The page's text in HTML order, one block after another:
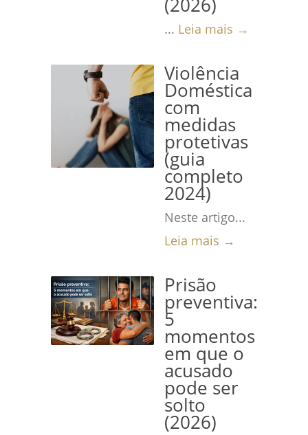
(2026)
... Leia mais →
Violência
Doméstica
com
medidas
protetivas
(guia
completo
2024)
Neste artigo...
Leia mais →
Prisão
preventiva:
5
momentos
em que o
acusado
pode ser
solto
(2026)